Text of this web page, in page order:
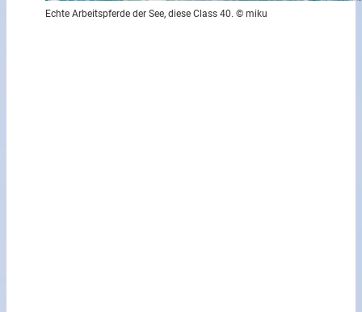
Echte Arbeitspferde der See, diese Class 40. © miku